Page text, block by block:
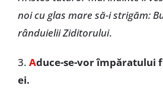
noi cu glas mare să-i strigăm:
rânduielii Ziditorului.
3. Aduce-se-vor împăratului
ei.